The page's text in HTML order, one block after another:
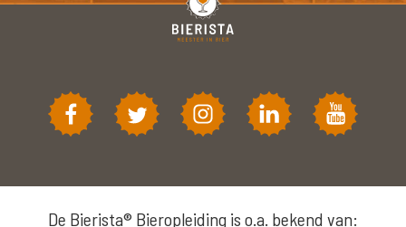
De Bierista® Bieropleiding is o.a. bekend van: